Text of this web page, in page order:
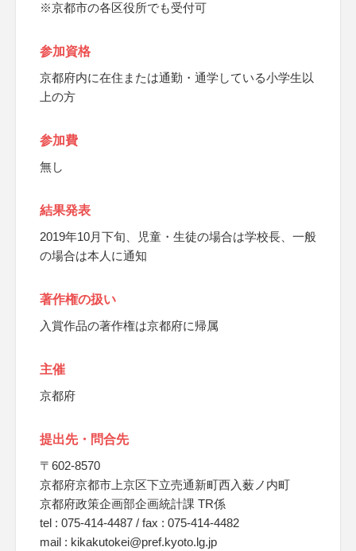
※京都市の各区役所でも受付可
参加資格
京都府内に在住または通勤・通学している小学生以
上の方
参加費
無し
結果発表
2019年10月下旬、児童・生徒の場合は学校長、一般
の場合は本人に通知
著作権の扱い
入賞作品の著作権は京都府に帰属
主催
京都府
提出先・問合先
〒602-8570
京都府京都市上京区下立売通新町西入薮ノ内町
京都府政策企画部企画統計課 TR係
tel : 075-414-4487 / fax : 075-414-4482
mail : kikakutokei@pref.kyoto.lg.jp